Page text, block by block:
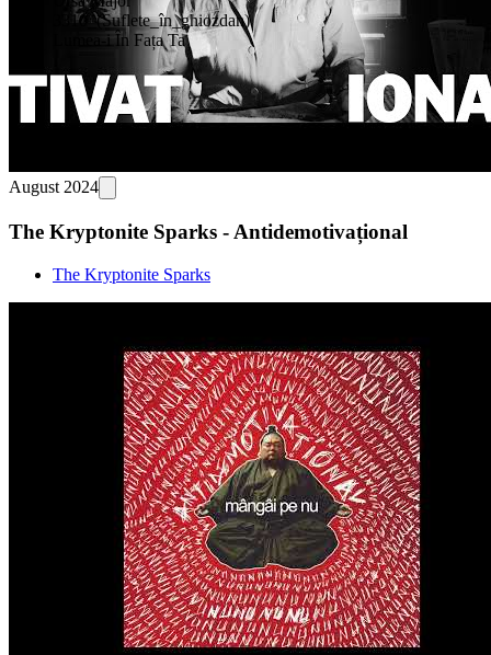
3310_(Suflete_în_ghiozdan)
Lumea-i În Fața Ta
August 2024
The Kryptonite Sparks - Antidemotivațional
The Kryptonite Sparks